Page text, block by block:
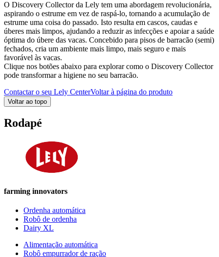
O Discovery Collector da Lely tem uma abordagem revolucionária,
aspirando o estrume em vez de raspá-lo, tornando a acumulação de
estrume uma coisa do passado. Isto resulta em cascos, caudas e
úberes mais limpos, ajudando a reduzir as infecções e apoiar a saúde
óptima do úbere das vacas. Concebido para pisos de barracão (semi)
fechados, cria um ambiente mais limpo, mais seguro e mais
favorável às vacas.
Clique nos botões abaixo para explorar como o Discovery Collector
pode transformar a higiene no seu barracão.
Contactar o seu Lely CenterVoltar à página do produto
Voltar ao topo
Rodapé
farming innovators
Ordenha automática
Robô de ordenha
Dairy XL
Alimentação automática
Robô empurrador de ração